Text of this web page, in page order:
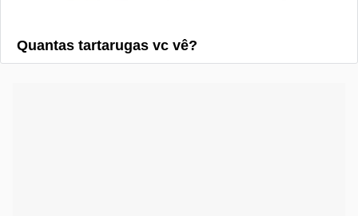
Quantas tartarugas vc vê?